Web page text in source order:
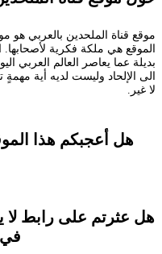
موقع قناة الملحدين بالعربي هو
الموقع هي ملكة فكرية
بديلة عما يعاصر العالم العربي
الى الإلحاد وليست لديه أية مهمةٍ
لا غير.
هل أعجبكم هذا
هل عثرتم على رابط
في